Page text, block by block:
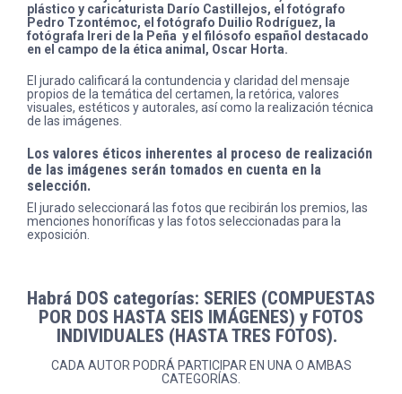
plástico y caricaturista Darío Castillejos, el fotógrafo
Pedro Tzontémoc, el fotógrafo Duilio Rodríguez, la
fotógrafa Ireri de la Peña y el filósofo español destacado
en el campo de la ética animal, Oscar Horta.
El jurado calificará la contundencia y claridad del mensaje
propios de la temática del certamen, la retórica, valores
visuales, estéticos y autorales, así como la realización técnica
de las imágenes.
Los valores éticos inherentes al proceso de realización
de las imágenes serán tomados en cuenta en la
selección.
El jurado seleccionará las fotos que recibirán los premios, las
menciones honoríficas y las fotos seleccionadas para la
exposición.
Habrá DOS categorías: SERIES (COMPUESTAS
POR DOS HASTA SEIS IMÁGENES) y FOTOS
INDIVIDUALES (HASTA TRES FOTOS).
CADA AUTOR PODRÁ PARTICIPAR EN UNA O AMBAS
CATEGORÍAS.